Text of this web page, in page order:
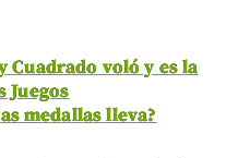
Cuadrado voló y es la
Juegos
medallas lleva?